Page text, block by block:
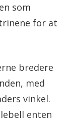
som
for at
bredere
med
vinkel.
enten